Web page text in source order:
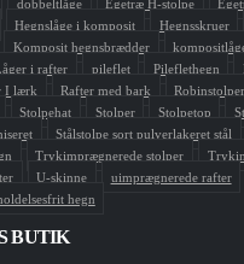
Hegnslåge i komposit Hegnsskruer
Komposit hegnsbrædder
i rafter pileflet Pileflethegn
I lærk Rafter med bark Robinstolper
Stolpehat Stolper Stolpetop
Stålstolpe sort pulverlakeret stål
Trykimprægnerede stolper
U-skinne
uimprægnerede rafter
hegn
BUTIK